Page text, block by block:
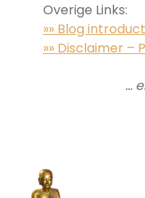
Overige Links:
»» Blog
»» Disclaimer –
…